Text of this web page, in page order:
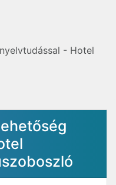
- Hotel